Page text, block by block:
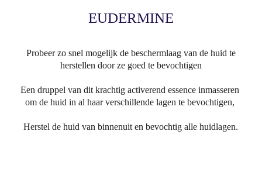
EUDERMINE
Probeer zo snel mogelijk de beschermlaag van de huid te
herstellen door ze goed te bevochtigen
Een druppel van dit krachtig activerend essence inmasseren
om de huid in al haar verschillende lagen te bevochtigen,
Herstel de huid van binnenuit en bevochtig alle huidlagen.